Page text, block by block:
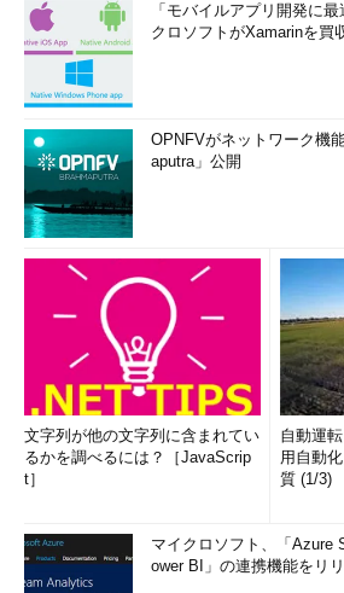
「モバイルアプリ開発に
クロソフトがXamarinを買
OPNFVがネットワーク機
aputra」公開
文字列が他の文字列に含まれてい
るかを調べるには？［JavaScrip
t］
自動運
用自動
質 (1/3)
マイクロソフト、「Azure
ower BI」の連携機能をリ